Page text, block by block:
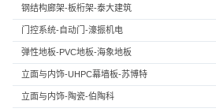
钢结构廊架-板桁架-泰大建筑
门控系统-自动门-濠振机电
弹性地板-PVC地板-海象地板
立面与内饰-UHPC幕墙板-苏博特
立面与内饰-陶瓷-伯陶科